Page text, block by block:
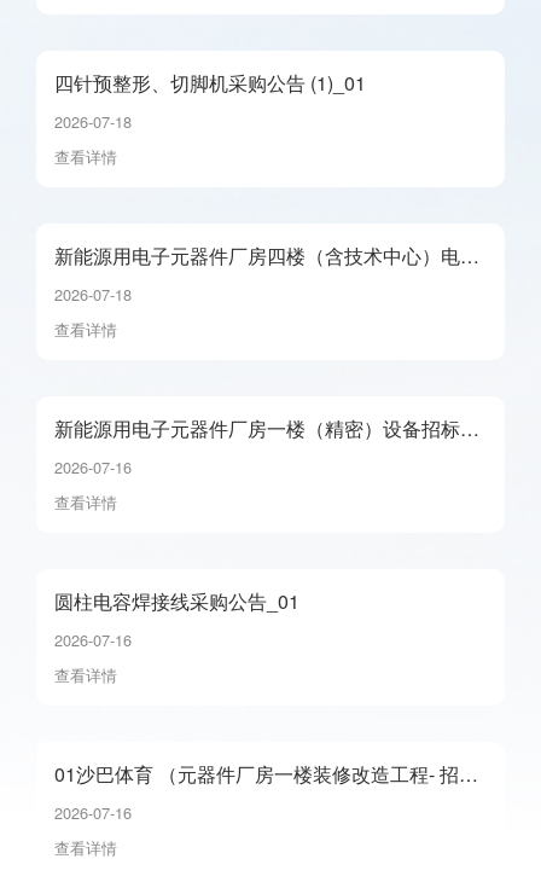
四针预整形、切脚机采购公告 (1)_01
2026-07-18
查看详情
新能源用电子元器件厂房四楼（含技术中心）电缆
及桥架采购公告_01
2026-07-18
查看详情
新能源用电子元器件厂房一楼（精密）设备招标公
告_01
2026-07-16
查看详情
圆柱电容焊接线采购公告_01
2026-07-16
查看详情
01沙巴体育 （元器件厂房一楼装修改造工程- 招标
公告）_01
2026-07-16
查看详情